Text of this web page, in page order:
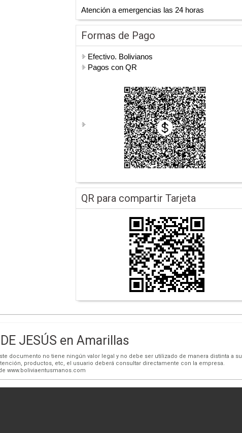
Atención a emergencias las 24 horas
Formas de Pago
Efectivo. Bolivianos
Pagos con QR
QR para compartir Tarjeta
JESÚS en Amarillas
documento no tiene ningún valor legal y no debe ser utilizado de manera distinta a su
productos, etc, el usuario deberá consultar directamente con la empresa.
www.boliviaentusmanos.com